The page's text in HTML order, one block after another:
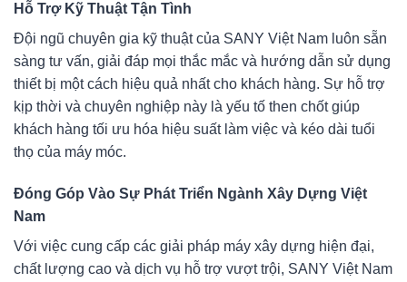
Hỗ Trợ Kỹ Thuật Tận Tình
Đội ngũ chuyên gia kỹ thuật của SANY Việt Nam luôn sẵn
sàng tư vấn, giải đáp mọi thắc mắc và hướng dẫn sử dụng
thiết bị một cách hiệu quả nhất cho khách hàng. Sự hỗ trợ
kịp thời và chuyên nghiệp này là yếu tố then chốt giúp
khách hàng tối ưu hóa hiệu suất làm việc và kéo dài tuổi
thọ của máy móc.
Đóng Góp Vào Sự Phát Triển Ngành Xây Dựng Việt
Nam
Với việc cung cấp các giải pháp máy xây dựng hiện đại,
chất lượng cao và dịch vụ hỗ trợ vượt trội, SANY Việt Nam